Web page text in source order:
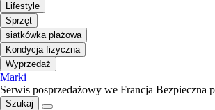
Lifestyle
Sprzęt
siatkówka plażowa
Kondycja fizyczna
Wyprzedaż
Marki
Serwis posprzedażowy we Francja Bezpieczna
Szukaj